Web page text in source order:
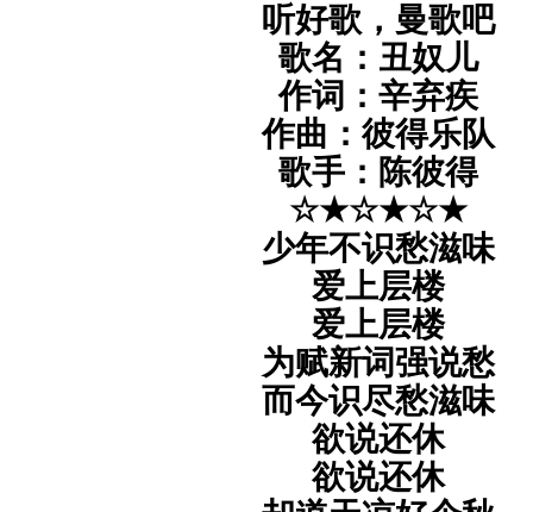
听好歌，曼歌吧
歌名：丑奴儿
作词：辛弃疾
作曲：彼得乐队
歌手：陈彼得
☆★☆★☆★
少年不识愁滋味
爱上层楼
爱上层楼
为赋新词强说愁
而今识尽愁滋味
欲说还休
欲说还休